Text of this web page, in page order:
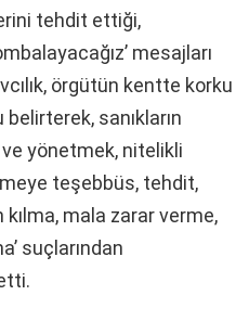
tehdit ettiği,
mesajları
örgütün kentte korku
sanıkların
ve yönetmek, nitelikli
teşebbüs, tehdit,
mala zarar verme,
suçlarından